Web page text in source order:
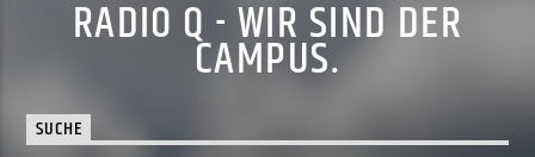
RADIO Q - WIR SIND DER
CAMPUS.
SUCHE